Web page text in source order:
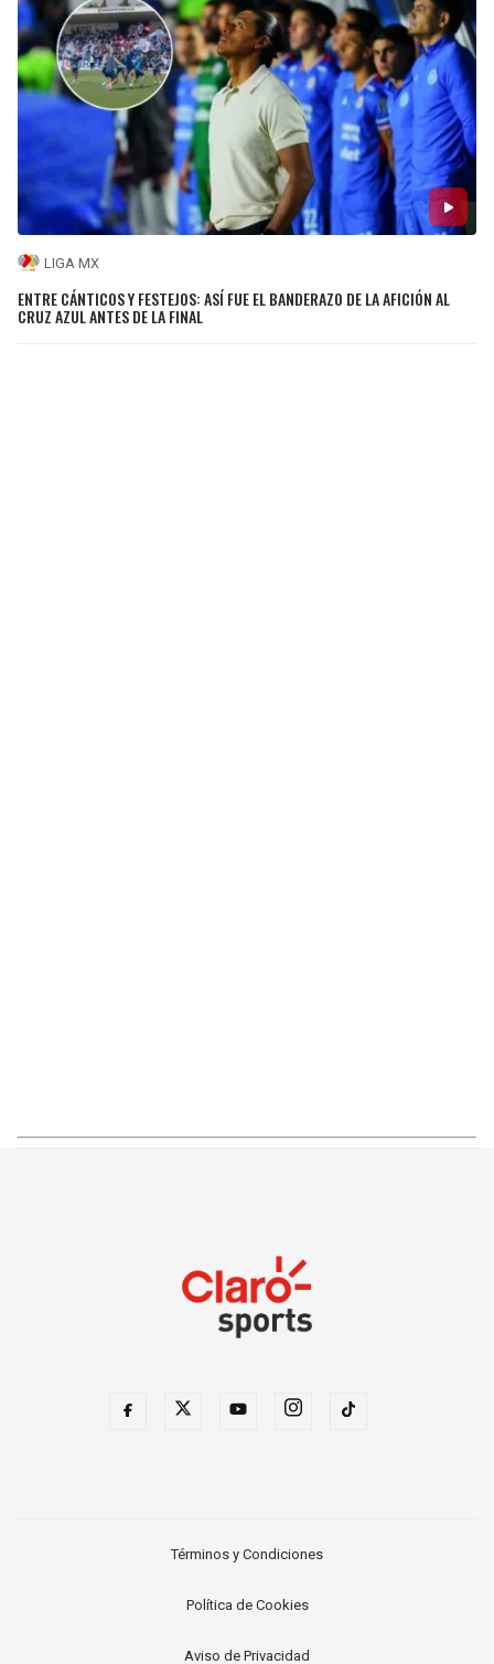
LIGA MX
ENTRE CÁNTICOS Y FESTEJOS: ASÍ FUE EL BANDERAZO DE LA AFICIÓN AL
CRUZ AZUL ANTES DE LA FINAL
Términos y Condiciones
Política de Cookies
Aviso de Privacidad